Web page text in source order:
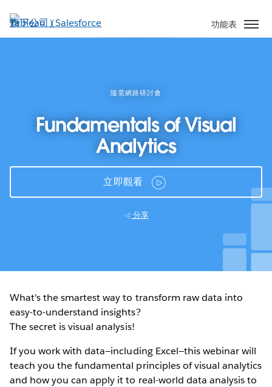
至
主
功能表
隨需網路研討會
Fundamentals of Visual
Analytics
立即觀看
分享
What's the smartest way to transform raw data into
easy-to-understand insights?
The secret is visual analysis!
If you work with data—including Excel—this webinar will
teach you the fundamental principles of visual analytics
and how you can apply it to real-world data analysis to